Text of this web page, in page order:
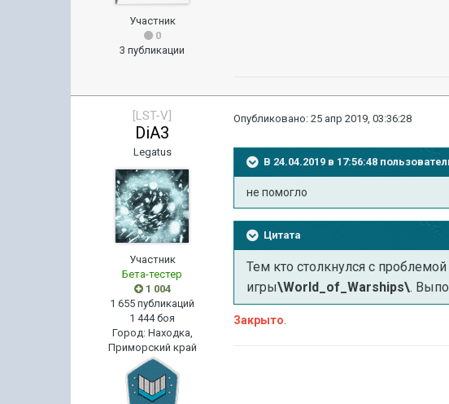
Участник
0
3 публикации
[LST-V]
DiA3
Legatus
Участник
Бета-тестер
1 004
1 655 публикаций
1 444 боя
Город: Находка,
Приморский край
Опубликовано:25 апр 2019, 03:36:28
В 24.04.2019 в 17:56:48
не помогло
Цитата
Тем кто столкнулся с проблемой
игры\World_of_Warships\.
Закрыто